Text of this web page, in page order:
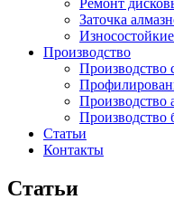
Ремонт
Заточка
Производство
Производство
Производство
Производство
Статьи
Контакты
Статьи